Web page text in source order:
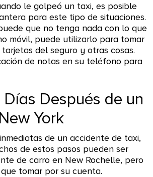
le golpeó un taxi, es posible
para este tipo de situaciones.
que no tenga nada con lo que
móvil, puede utilizarlo para tomar
del seguro y otras cosas.
de notas en su teléfono para
Después de un
York
de un accidente de taxi,
de estos pasos pueden ser
de carro en New Rochelle, pero
tomar por su cuenta.